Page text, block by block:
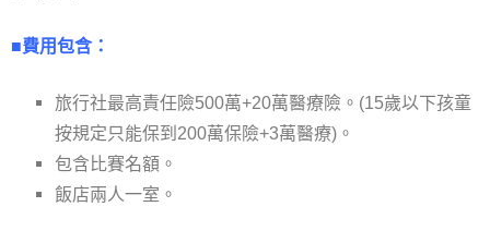
■費用包含：
旅行社最高責任險500萬+20萬醫療險。(15歲以下孩童
按規定只能保到200萬保險+3萬醫療)。
包含比賽名額。
飯店兩人一室 。